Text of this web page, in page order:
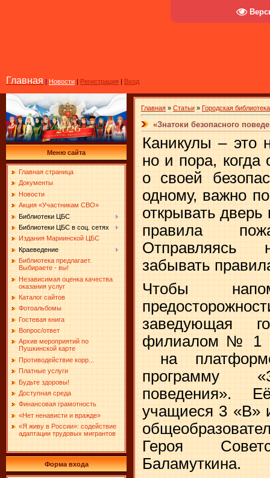
Главная | Новости | Регистрация | Вход
Меню сайта
Главная страница
Документы
Новости
Акция «Участникам СВО»
Библиотеки ЦБС
Библиотеки ЦБС в соц. сетях
Издания Мариинской ЦБС
Краеведение
Библиотека предлагает.
Выбираете - вы!
Независимая оценка качества
оказания услуг
Каталог сайтов
Фотоальбомы
Гостевая книга
Вопрос/ответ
Архив мероприятий по
Пушкинской карте
Противодействие корр...
Платные услуги
Будьте здоровы!
Доступная среда
Финансовая грамотность
«Нет ненависти и вражде»
«Я живу в России»: содействие
адаптации трудовых мигрантов
Форма входа
Главная » Статьи » Городская
«Знатоки безопасного
Каникулы – это
но и пора, когда
о своей
одному, важно
открывать
правила
Отправляясь
забывать
Чтобы
заведующая
филиалом № 1
на
программу
поведения».
учащиеся 3 «В»
Героя
Баламуткина.